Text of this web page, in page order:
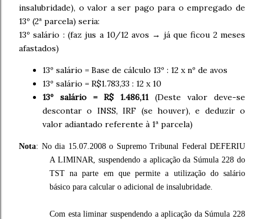
insalubridade), o valor a ser pago para o empregado de
13º (2ª parcela) seria:
13º salário : (faz jus a 10/12 avos → já que ficou 2 meses
afastados)
13º salário = Base de cálculo 13º : 12 x nº de avos
13º salário = R$1.783,33 : 12 x 10
13º salário = R$ 1.486,11 (Deste valor deve-se
descontar o INSS, IRF (se houver), e deduzir o
valor adiantado referente à 1ª parcela)
Nota: No dia 15.07.2008 o Supremo Tribunal Federal DEFERIU
A LIMINAR, suspendendo a aplicação da Súmula 228 do
TST na parte em que permite a utilização do salário
básico para calcular o adicional de insalubridade.
Com esta liminar suspendendo a aplicação da Súmula 228